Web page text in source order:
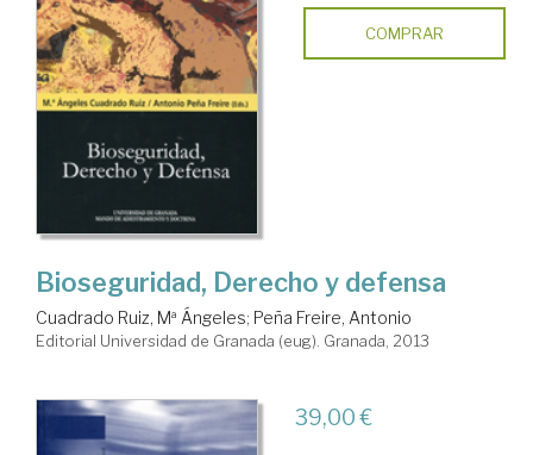
COMPRAR
Bioseguridad, Derecho y defensa
Cuadrado Ruiz, Mª Ángeles; Peña Freire, Antonio
Editorial Universidad de Granada (eug). Granada, 2013
39,00 €